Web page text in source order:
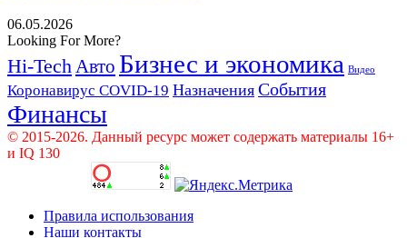
06.05.2026
Looking For More?
Hi-Tech Авто Бизнес и экономика Видео
Коронавирус COVID-19 Назначения События
Финансы
© 2015-2026. Данный ресурс может содержать материалы 16+
и IQ 130
Правила использования
Наши контакты